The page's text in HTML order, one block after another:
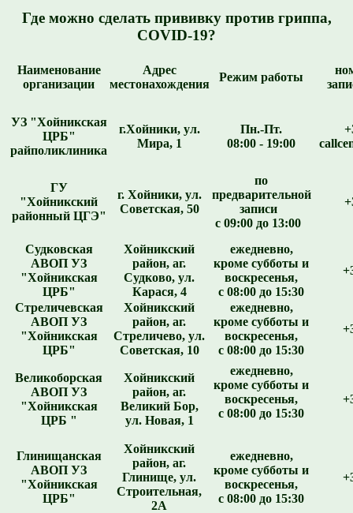
Где можно сделать прививку против гриппа,
COVID-19?
Наименование
организации
Адрес
местонахождения
Режим работы
УЗ "Хойникская
ЦРБ"
райполиклиника
г.Хойники, ул.
Мира, 1
Пн.-Пт.
08:00 - 19:00
ГУ
"Хойникский
районный ЦГЭ"
г. Хойники, ул.
Советская, 50
по
предварительной
записи
с 09:00 до 13:00
Судковская
АВОП УЗ
"Хойникская
ЦРБ"
Хойникский
район, аг.
Судково, ул.
Карася, 4
ежедневно,
кроме субботы и
воскресенья,
с 08:00 до 15:30
Стреличевская
АВОП УЗ
"Хойникская
ЦРБ"
Хойникский
район, аг.
Стреличево, ул.
Советская, 10
ежедневно,
кроме субботы и
воскресенья,
с 08:00 до 15:30
Великоборская
АВОП УЗ
"Хойникская
ЦРБ "
Хойникский
район, аг.
Великий Бор,
ул. Новая, 1
ежедневно,
кроме субботы и
воскресенья,
с 08:00 до 15:30
Глинищанская
АВОП УЗ
"Хойникская
ЦРБ"
Хойникский
район, аг.
Глинище, ул.
Строительная,
2А
ежедневно,
кроме субботы и
воскресенья,
с 08:00 до 15:30